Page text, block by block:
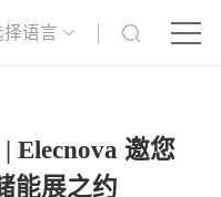
择语言
Elecnova 邀您
能展之约